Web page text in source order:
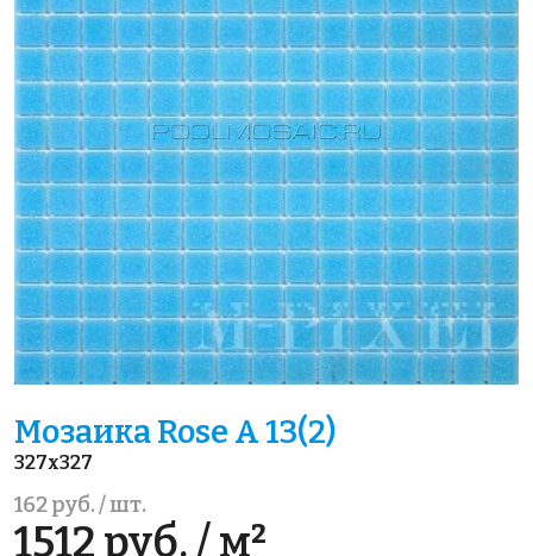
Мозаика Rose A 13(2)
327x327
162 руб. / шт.
1512 руб. / м²